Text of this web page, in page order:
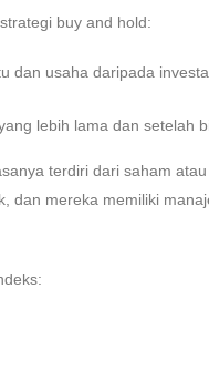
buy and hold:
dan usaha daripada
lebih lama dan setelah
terdiri dari saham
dan mereka memiliki